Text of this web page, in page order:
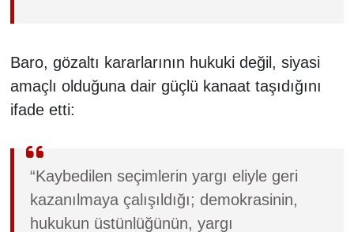
Baro, gözaltı kararlarının hukuki değil, siyasi
amaçlı olduğuna dair güçlü kanaat taşıdığını
ifade etti:
“Kaybedilen seçimlerin yargı eliyle geri
kazanılmaya çalışıldığı; demokrasinin,
hukukun üstünlüğünün, yargı